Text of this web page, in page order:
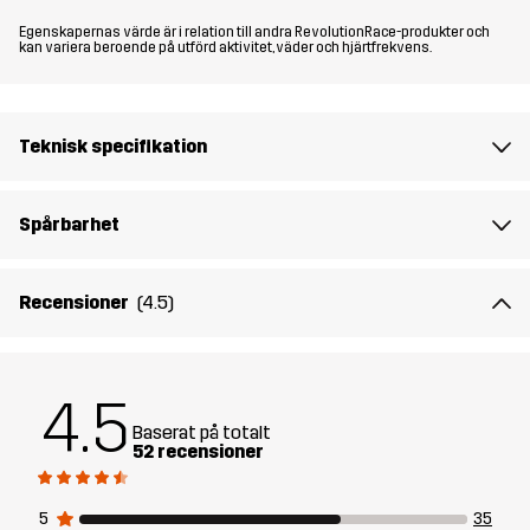
Material 1 100% Polyester (Återvunnen)
Baksida
Hållbarhet Återvunna detaljer
Egenskapernas värde är i relation till andra RevolutionRace-produkter och
kan variera beroende på utförd aktivitet, väder och hjärtfrekvens.
Teknisk specifikation
Spårbarhet
Recensioner (4.5)
4.5 Baserat på totalt
52 recensioner
5
35